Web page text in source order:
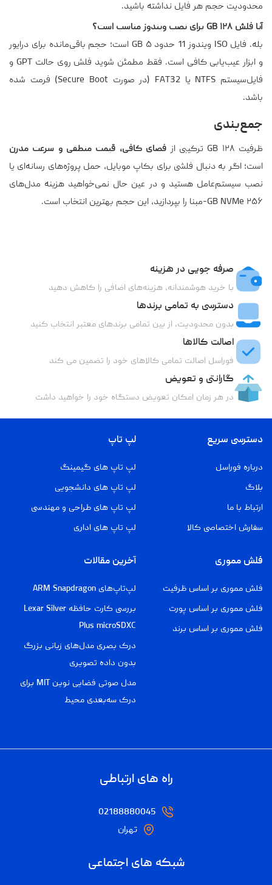
محدودیت حجم هر فایل نداشته باشید.
آیا فلش ۱۲۸ GB برای نصب ویندوز مناسب است؟
بله. فایل ISO ویندوز 11 حدود ۵ GB است؛ حجم باقی‌مانده برای درایور
و ابزار عیب‌یابی کافی است. فقط مطمئن شوید فلش روی ‌حالت GPT و
فایل‌سیستم NTFS یا FAT32 (در صورت Secure Boot) فرمت شده
باشد.
جمع‌بندی
ظرفیت ۱۲۸ GB ترکیبی از
فضای کافی، قیمت منطقی و سرعت مدرن
است؛ اگر به دنبال فلشی برای بکاپ موبایل، حمل پروژه‌های رسانه‌ای یا
نصب سیستم‌عامل هستید و در عین حال نمی‌خواهید هزینه مدل‌های
۲۵۶ GB NVMe-مبنا را بپردازید، این حجم بهترین انتخاب است.
صرفه جویی در هزینه
با خرید هوشمندانه، هزینه‌های اضافی را کاهش دهید
دسترسی به تمامی برندها
بدون محدودیت، از بین تمامی برندهای معتبر انتخاب کنید
اصالت کالاها
فوراسل اصالت تمامی کالاهای خود را تضمین می کند
گارانتی و تعویض
در هر زمان امکان تعویض دستگاه خود را خواهید داشت
دسترسی سریع
درباره فوراسل
بلاگ
ارتباط با ما
سفارش اختصاصی کالا
لپ تاپ
لپ تاپ های گیمینگ
لپ تاپ های دانشجویی
لپ تاپ های طراحی و مهندسی
لپ تاپ های اداری
فلش مموری
فلش مموری بر اساس ظرفیت
فلش مموری بر اساس پورت
فلش مموری بر اساس برند
آخرین مقالات
لپ‌تاپ‌های ARM Snapdragon
بررسی کارت حافظه Lexar Silver
Plus microSDXC
درک بصری مدل‌های زبانی بزرگ
بدون داده تصویری
مدل صوتی فضایی نوین MIT برای
درک سه‌بعدی محیط
راه های ارتباطی
02188880045
تهران
شبکه های اجتماعی